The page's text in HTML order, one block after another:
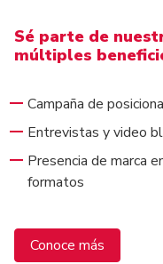
Sé parte de
múltiples
Campaña de
Entrevistas y video
Presencia de marca
formatos
Conoce más